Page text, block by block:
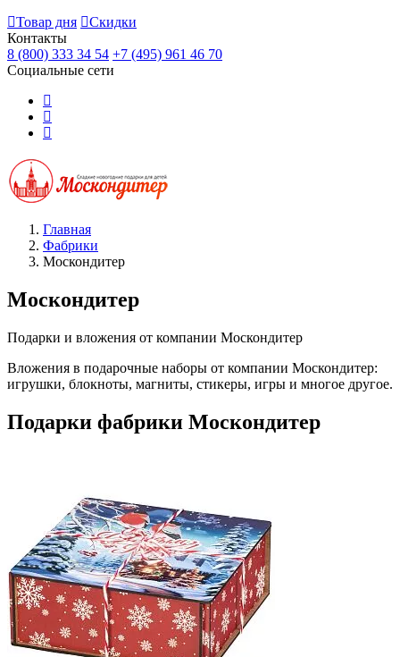
Товар дня
Скидки
Контакты
8 (800) 333 34 54 +7 (495) 961 46 70
Социальные сети
Главная
Фабрики
Москондитер
Москондитер
Подарки и вложения от компании Москондитер
Вложения в подарочные наборы от компании Москондитер:
игрушки, блокноты, магниты, стикеры, игры и многое другое.
Подарки фабрики Москондитер